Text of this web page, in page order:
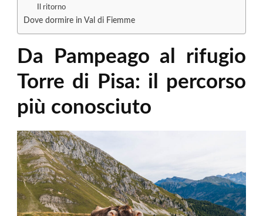
Il ritorno
Dove dormire in Val di Fiemme
Da Pampeago al rifugio
Torre di Pisa: il percorso
più conosciuto